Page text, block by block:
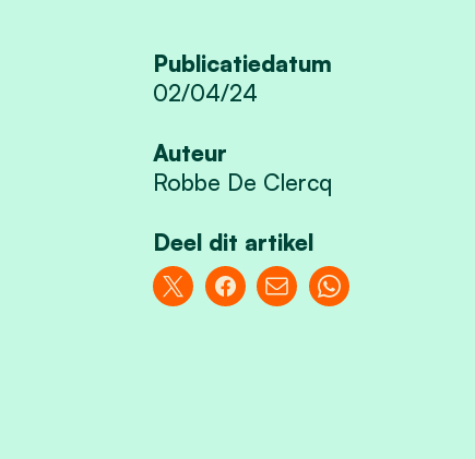
Publicatiedatum
02/04/24
Auteur
Robbe De Clercq
Deel dit artikel